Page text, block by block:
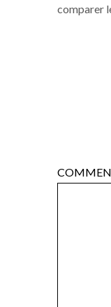
comparer